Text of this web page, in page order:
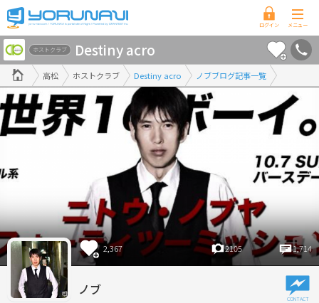
香
川
県
版
高松 ホストクラブ Destiny acro ノブブログ記事一覧
ホストクラブ Destiny acro
2,367 2105 1,714
ノブ